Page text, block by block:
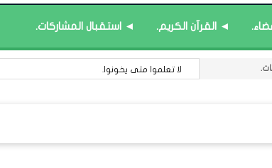
◄ القرآن الكريم. ◄ استقبال المشاركات.
لا تعلموا متى يخونوا.